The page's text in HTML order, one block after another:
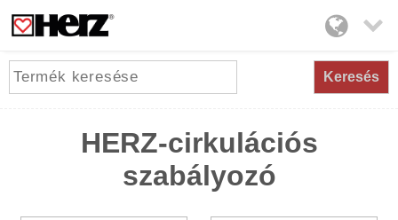

Keresés
HERZ-cirkulációs
szabályozó